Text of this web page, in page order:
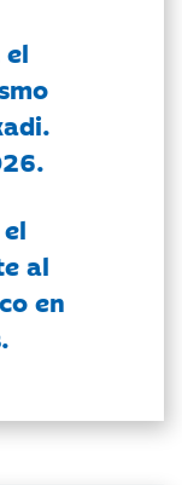
el
al
en